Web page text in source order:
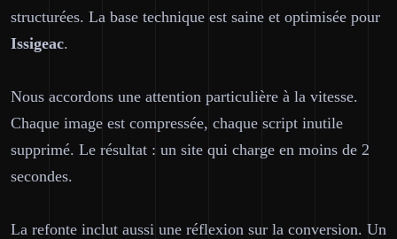
structurées. La base technique est saine et optimisée pour
Issigeac.
Nous accordons une attention particulière à la vitesse.
Chaque image est compressée, chaque script inutile
supprimé. Le résultat : un site qui charge en moins de 2
secondes.
La refonte inclut aussi une réflexion sur la conversion. Un